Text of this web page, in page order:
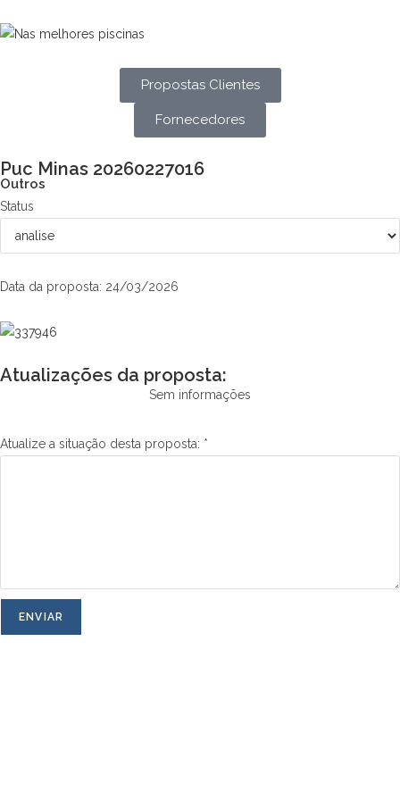
Propostas Clientes
Fornecedores
Puc Minas 20260227016
Outros
Status
Data da proposta: 24/03/2026
Atualizações da proposta:
Sem informações
Atualize a situação desta proposta: *
ENVIAR